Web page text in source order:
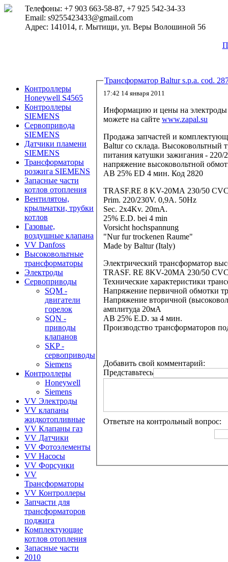
Телефоны: +7 903 663-58-87, +7 925 542-34-33
Email: s9255423433@gmail.com
Адрес: 141014, г. Мытищи, ул. Веры Волошиной 56
Контроллеры
Honeywell S4565
Контроллеры
SIEMENS
Сервопривода
SIEMENS
Датчики пламени
SIEMENS
Трансформаторы
розжига SIEMENS
Запасные части
котлов отопления
Вентилятоы,
крыльчатки, трубки
котлов
Газовые,
воздушные клапана
VV Danfoss
Высоковольтные
трансформаторы
Электроды
Сервоприводы
SQM -
двигатели
горелок
SQN -
приводы
клапанов
SKP -
сервоприводы
Siemens
Контроллеры
Honeywell
Siemens
VV Электроды
VV клапаны
жидкотопливные
VV Клапаны газ
VV Датчики
VV Фотоэлементы
VV Насосы
VV Форсунки
VV
Трансформаторы
VV Контроллеры
Запчасти для
трансформаторов
поджига
Комплектующие
котлов отопления
Запасные части
2010
Трансформатор Baltur s.p.a. cod.
17:42 14 января 2011
Информацию и цены на электроды
можете на сайте www.zapal.su
Продажа запчастей и
Baltur со склада. Высоковольтный
питания катушки зажигания - 220/
напряжение высоковольтной
AB 25% ED 4 мин. Код 2820
TRASF.RE 8 KV-20MA 230/50
Prim. 220/230V. 0,9A. 50Hz
Sec. 2x4Kv. 20mA.
25% E.D. bei 4 min
Vorsicht hochspannung
"Nur fur trockenen Raume"
Made by Baltur (Italy)
Электрический трансформатор
TRASF. RE 8KV-20MA 230/50
Технические характеристики
Напряжение первичной обмотки
Напряжение вторичной
амплитуда 20мА
AB 25% E.D. за 4 мин.
Производство трансформаторов
Добавить свой комментарий:
Представьтесь
Ответьте на контрольный вопрос: